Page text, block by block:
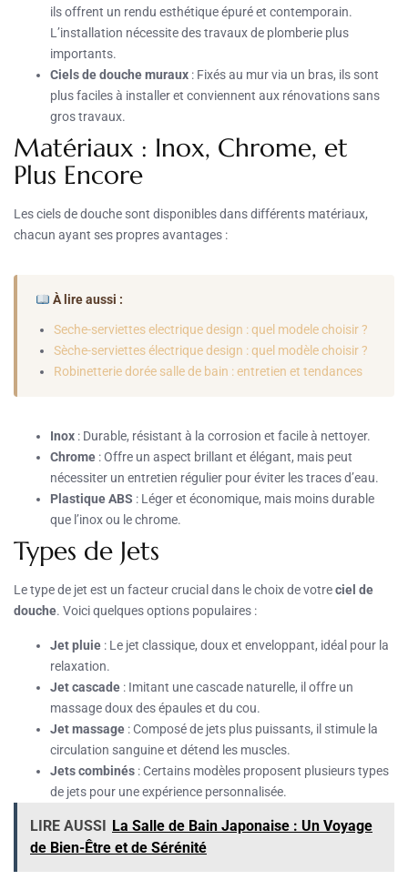
ils offrent un rendu esthétique épuré et contemporain.
L’installation nécessite des travaux de plomberie plus
importants.
Ciels de douche muraux : Fixés au mur via un bras, ils sont
plus faciles à installer et conviennent aux rénovations sans
gros travaux.
Matériaux : Inox, Chrome, et
Plus Encore
Les ciels de douche sont disponibles dans différents matériaux,
chacun ayant ses propres avantages :
À lire aussi :
Seche-serviettes electrique design : quel modele choisir ?
Sèche-serviettes électrique design : quel modèle choisir ?
Robinetterie dorée salle de bain : entretien et tendances
Inox : Durable, résistant à la corrosion et facile à nettoyer.
Chrome : Offre un aspect brillant et élégant, mais peut
nécessiter un entretien régulier pour éviter les traces d’eau.
Plastique ABS : Léger et économique, mais moins durable
que l’inox ou le chrome.
Types de Jets
Le type de jet est un facteur crucial dans le choix de votreciel de
douche. Voici quelques options populaires :
Jet pluie : Le jet classique, doux et enveloppant, idéal pour la
relaxation.
Jet cascade : Imitant une cascade naturelle, il offre un
massage doux des épaules et du cou.
Jet massage : Composé de jets plus puissants, il stimule la
circulation sanguine et détend les muscles.
Jets combinés : Certains modèles proposent plusieurs types
de jets pour une expérience personnalisée.
LIRE AUSSI
La Salle de Bain Japonaise : Un Voyage
de Bien-Être et de Sérénité